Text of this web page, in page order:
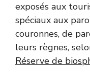
exposés aux
spéciaux aux
couronnes, de
leurs règnes,
Réserve de